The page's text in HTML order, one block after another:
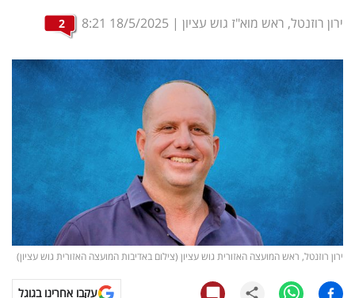
משפט
מדדים
ומחקרים
דעות
רכילות
עסקית
קריפטו
ויראלי
טלוויזיה
ירון רוזנטל, ראש מוא"ז גוש עציון |
18/5/2025
8:21
2
ירון רוזנטל, ראש המועצה האזורית גוש עציון (צילום באדיבות המועצה האזורית גוש עציון)
עקבו אחרינו בגוגל